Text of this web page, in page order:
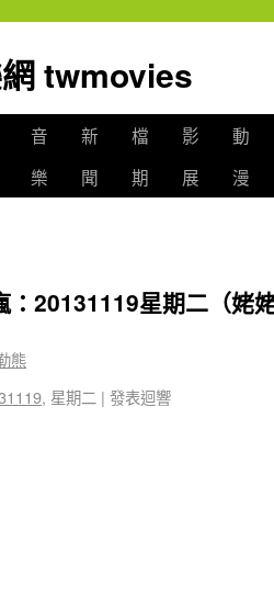
twmovies
音
樂
新
聞
檔
期
影
展
動
漫
：20131119星期二（姥
熊
, 星期二 | 發表迴響